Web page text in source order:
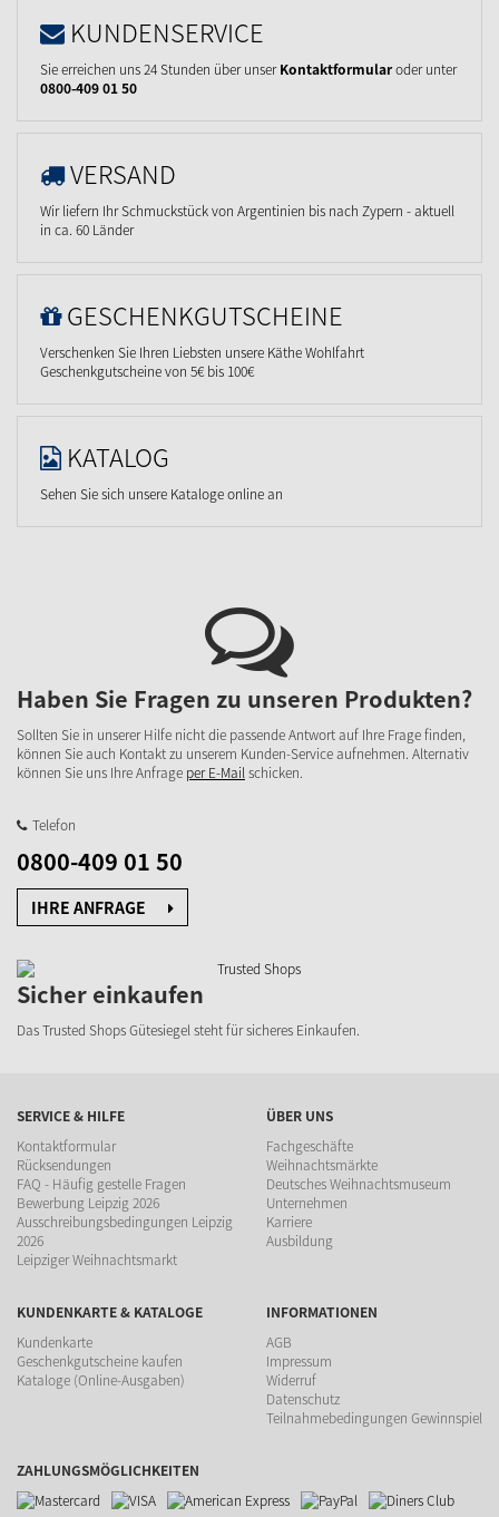
KUNDENSERVICE
Sie erreichen uns 24 Stunden über unserKontaktformularoder unter
0800-409 01 50
VERSAND
Wir liefern Ihr Schmuckstück von Argentinien bis nach Zypern - aktuell
in ca. 60 Länder
GESCHENKGUTSCHEINE
Verschenken Sie Ihren Liebsten unsere Käthe Wohlfahrt
Geschenkgutscheine von 5€ bis 100€
KATALOG
Sehen Sie sich unsere Kataloge online an
Haben Sie Fragen zu unseren Produkten?
Sollten Sie in unserer Hilfe nicht die passende Antwort auf Ihre Frage finden,
können Sie auch Kontakt zu unserem Kunden-Service aufnehmen. Alternativ
können Sie uns Ihre Anfrage per E-Mailschicken.
Telefon
0800-409 01 50
IHRE ANFRAGE
Sicher einkaufen
Das Trusted Shops Gütesiegel steht für sicheres Einkaufen.
SERVICE & HILFE
Kontaktformular
Rücksendungen
FAQ - Häufig gestelle Fragen
Bewerbung Leipzig 2026
Ausschreibungsbedingungen Leipzig
2026
Leipziger Weihnachtsmarkt
ÜBER UNS
Fachgeschäfte
Weihnachtsmärkte
Deutsches Weihnachtsmuseum
Unternehmen
Karriere
Ausbildung
KUNDENKARTE & KATALOGE
Kundenkarte
Geschenkgutscheine kaufen
Kataloge (Online-Ausgaben)
INFORMATIONEN
AGB
Impressum
Widerruf
Datenschutz
Teilnahmebedingungen Gewinnspiel
ZAHLUNGSMÖGLICHKEITEN